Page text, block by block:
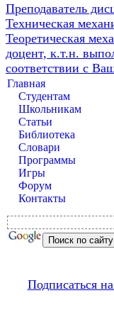
Преподаватель
Техническая
Теоретическая
доцент, к.т.н.
соответствии с
Главная
Студентам
Школьникам
Статьи
Библиотека
Словари
Программы
Игры
Форум
Контакты
Подписаться